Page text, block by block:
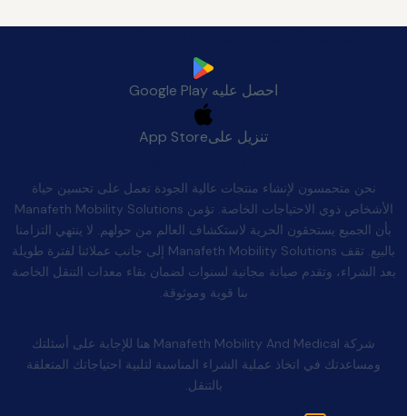
احصل عليه Google Play
تنزيل علىApp Store
نحن متحمسون لإنشاء منتجات عالية الجودة تعمل على تحسين حياة
الأشخاص ذوي الاحتياجات الخاصة. تؤمن Manafeth Mobility Solutions
بأن الجميع يستحقون الحرية لاستكشاف العالم من حولهم. لا ينتهي التزامنا
بالبيع. تقف Manafeth Mobility Solutions إلى جانب عملائنا لفترة طويلة
بعد الشراء، وتقدم صيانة مجانية لسنوات لضمان بقاء معدات التنقل الخاصة
بنا قوية وموثوقة.
شركة Manafeth Mobility And Medical هنا للإجابة على أسئلتك
ومساعدتك في اتخاذ عملية الشراء المناسبة لتلبية احتياجاتك المتعلقة
بالتنقل.